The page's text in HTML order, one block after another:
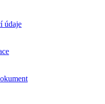
údaje